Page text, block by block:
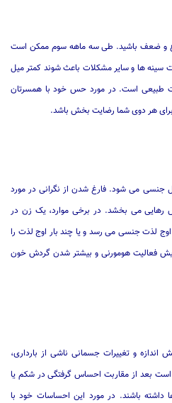
و ضعف باشید. طی سه ماهه سوم ممکن است
ها و سایر مشکلات باعث شوند کمتر میل
طبیعی است. در مورد حس خود با همسرتان
هر دوی شما رضایت بخش باشد.
جنسی می شود. فارغ شدن از نگرانی در مورد
رهایی می بخشد. در برخی موارد، یک زن در
اوج لذت جنسی می رسد و یا چند بار اوج لذت را
فعالیت هومورنی و بیشتر شدن گردش خون
اندازه و تغییرات جسمانی ناشی از بارداری،
بعد از مقاربت احساس گرفتگی در شکم یا
باشند. در مورد این احساسات خود با